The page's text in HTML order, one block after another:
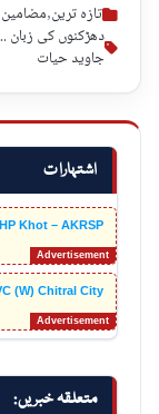
اشتہارات
Khot – AKRSP
(W) Chitral City
متعلقہ خبریں:
تازہ ترین,مضامین
دھڑکنوں کی زبان
جاوید حیات